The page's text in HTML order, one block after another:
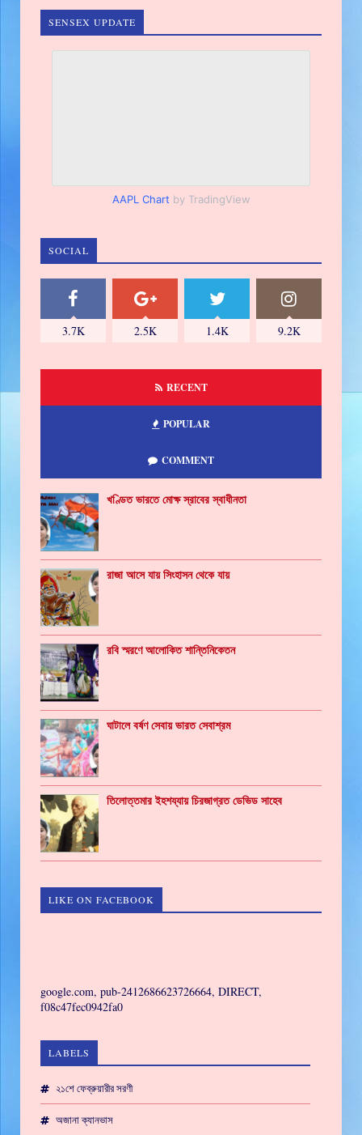
SENSEX UPDATE
AAPL Chart by TradingView
SOCIAL
3.7K 2.5K 1.4K 9.2K
RECENT
POPULAR
COMMENT
খণ্ডিত ভারতে মোক্ষ স্রাবের স্বাধীনতা
রাজা আসে যায় সিংহাসন থেকে যায়
রবি স্মরণে আলোকিত শান্তিনিকেতন
ঘাটালে বর্ষণ সেবায় ভারত সেবাশ্রম
তিলোত্তমার ইহশয্যায় চিরজাগ্রত ডেভিড সাহেব
LIKE ON FACEBOOK
google.com, pub-2412686623726664, DIRECT,
f08c47fec0942fa0
LABELS
২১শে ফেব্রুয়ারীর সরণী
অজানা ক্যানভাস